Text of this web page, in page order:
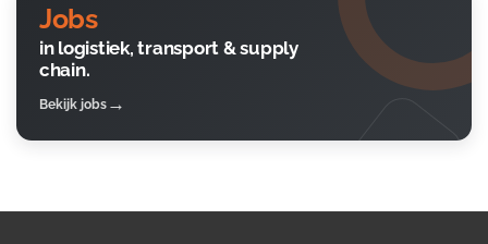
Jobs
in logistiek, transport & supply
chain.
Bekijk jobs